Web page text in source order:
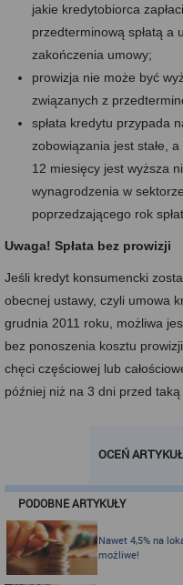
jakie kredytobiorca
przedterminową spłatą a
zakończenia umowy;
prowizja nie może być
związanych z
spłata kredytu przypada
zobowiązania jest stałe,
12 miesięcy jest wyższa
wynagrodzenia w
poprzedzającego rok
Uwaga! Spłata bez prowizji
Jeśli kredyt konsumencki
obecnej ustawy, czyli umowa
grudnia 2011 roku, możliwa
bez ponoszenia kosztu
chęci częściowej lub
później niż na 3 dni przed taką
OCEŃ ARTYKUŁ
PODOBNE ARTYKUŁY
Nawet 4,5% na
możliwe!